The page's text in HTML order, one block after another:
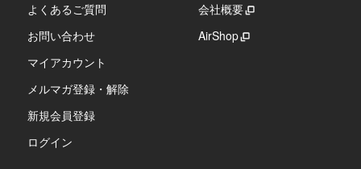
よくあるご質問
お問い合わせ
マイアカウント
メルマガ登録・解除
新規会員登録
ログイン
会社概要
AirShop